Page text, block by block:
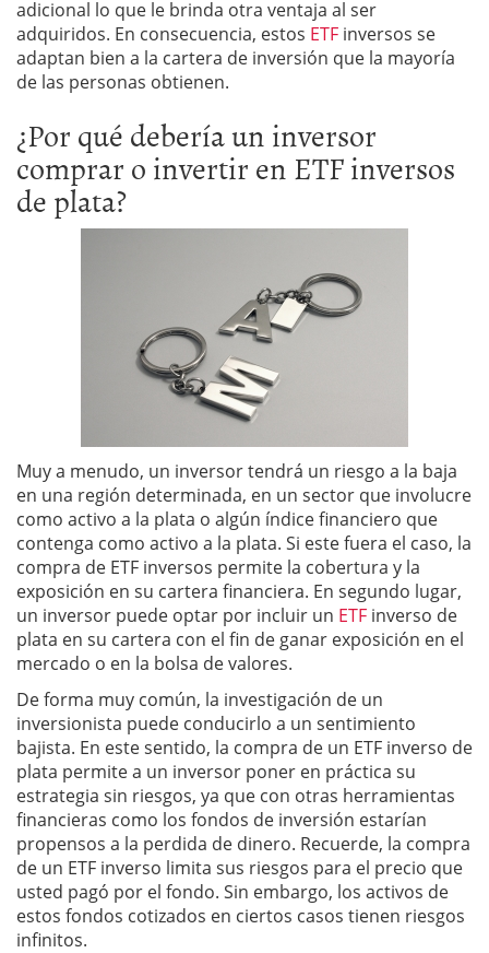
adicional lo que le brinda otra ventaja al ser
adquiridos. En consecuencia, estos ETF inversos se
adaptan bien a la cartera de inversión que la mayoría
de las personas obtienen.
¿Por qué debería un inversor
comprar o invertir en ETF inversos
de plata?
Muy a menudo, un inversor tendrá un riesgo a la baja
en una región determinada, en un sector que involucre
como activo a la plata o algún índice financiero que
contenga como activo a la plata. Si este fuera el caso, la
compra de ETF inversos permite la cobertura y la
exposición en su cartera financiera. En segundo lugar,
un inversor puede optar por incluir un ETF inverso de
plata en su cartera con el fin de ganar exposición en el
mercado o en la bolsa de valores.
De forma muy común, la investigación de un
inversionista puede conducirlo a un sentimiento
bajista. En este sentido, la compra de un ETF inverso de
plata permite a un inversor poner en práctica su
estrategia sin riesgos, ya que con otras herramientas
financieras como los fondos de inversión estarían
propensos a la perdida de dinero. Recuerde, la compra
de un ETF inverso limita sus riesgos para el precio que
usted pagó por el fondo. Sin embargo, los activos de
estos fondos cotizados en ciertos casos tienen riesgos
infinitos.